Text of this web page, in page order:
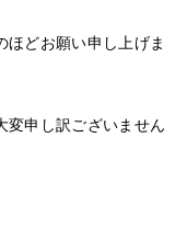
ほどお願い申し上げま
申し訳ございません